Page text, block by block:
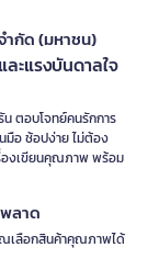
ำกัด (มหาชน)
ะแรงบันดาลใจ
น ตอบโจทย์คนรักการ
มือ ช้อปง่าย ไม่ต้อง
องเขียนคุณภาพ พร้อม
ลาด
ณเลือกสินค้าคุณภาพได้